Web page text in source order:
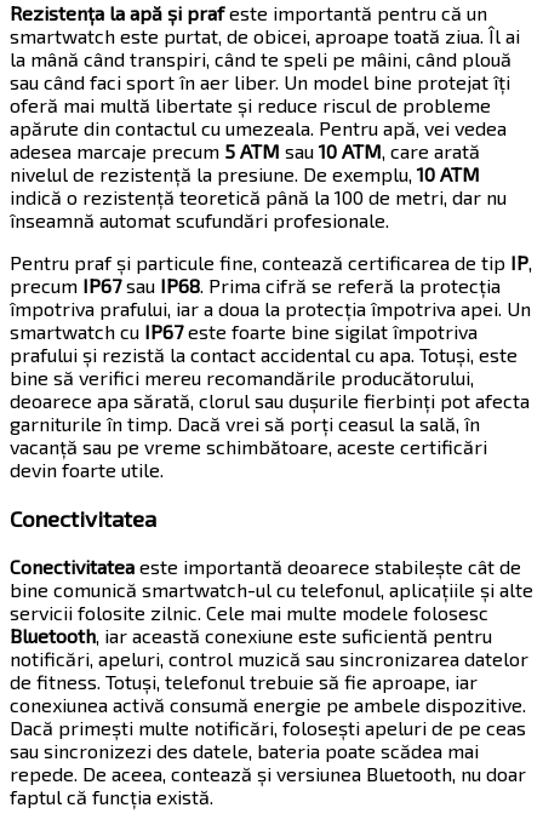
Rezistența la apă și prafeste importantă pentru că un
smartwatch este purtat, de obicei, aproape toată ziua. Îl ai
la mână când transpiri, când te speli pe mâini, când plouă
sau când faci sport în aer liber. Un model bine protejat îți
oferă mai multă libertate și reduce riscul de probleme
apărute din contactul cu umezeala. Pentru apă, vei vedea
adesea marcaje precum 5 ATM sau 10 ATM, care arată
nivelul de rezistență la presiune. De exemplu, 10 ATM
indică o rezistență teoretică până la 100 de metri, dar nu
înseamnă automat scufundări profesionale.
Pentru praf și particule fine, contează certificarea de tip IP,
precum IP67sau IP68. Prima cifră se referă la protecția
împotriva prafului, iar a doua la protecția împotriva apei. Un
smartwatch cu IP67este foarte bine sigilat împotriva
prafului și rezistă la contact accidental cu apa. Totuși, este
bine să verifici mereu recomandările producătorului,
deoarece apa sărată, clorul sau dușurile fierbinți pot afecta
garniturile în timp. Dacă vrei să porți ceasul la sală, în
vacanță sau pe vreme schimbătoare, aceste certificări
devin foarte utile.
Conectivitatea
Conectivitatea este importantă deoarece stabilește cât de
bine comunică smartwatch-ul cu telefonul, aplicațiile și alte
servicii folosite zilnic. Cele mai multe modele folosesc
Bluetooth, iar această conexiune este suficientă pentru
notificări, apeluri, control muzică sau sincronizarea datelor
de fitness. Totuși, telefonul trebuie să fie aproape, iar
conexiunea activă consumă energie pe ambele dispozitive.
Dacă primești multe notificări, folosești apeluri de pe ceas
sau sincronizezi des datele, bateria poate scădea mai
repede. De aceea, contează și versiunea Bluetooth, nu doar
faptul că funcția există.